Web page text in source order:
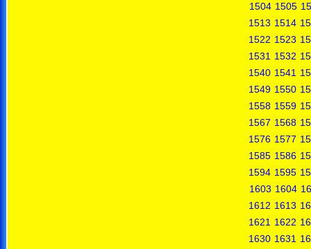
1504 1505
1513 1514
1522 1523
1531 1532
1540 1541
1549 1550
1558 1559
1567 1568
1576 1577
1585 1586
1594 1595
1603 1604
1612 1613
1621 1622
1630 1631